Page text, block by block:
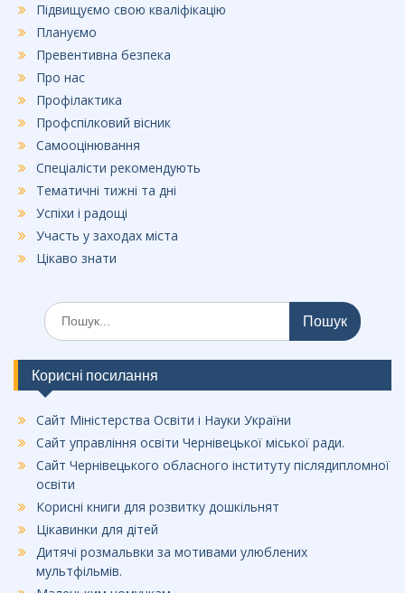
Підвищуємо свою кваліфікацію
Плануємо
Превентивна безпека
Про нас
Профілактика
Профспілковий вісник
Самооцінювання
Спеціалісти рекомендують
Тематичні тижні та дні
Успіхи і радощі
Участь у заходах міста
Цікаво знати
Шукати:
Корисні посилання
Сайт Міністерства Освіти і Науки України
Сайт управління освіти Чернівецької міської ради.
Сайт Чернівецького обласного інституту післядипломної
освіти
Корисні книги для розвитку дошкільнят
Цікавинки для дітей
Дитячі розмальвки за мотивами улюблених
мультфільмів.